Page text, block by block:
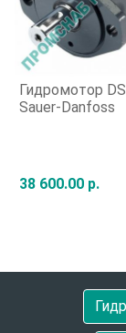
Гидромотор
Sauer-Danfoss
38 600.00 р.